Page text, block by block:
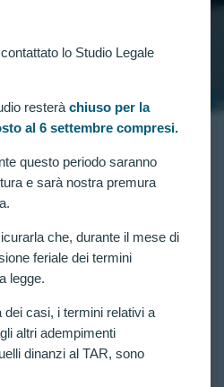
lo Studio Legale
resterà chiuso per la
al 6 settembre compresi.
questo periodo saranno
e sarà nostra premura
che, durante il mese di
feriale dei termini
legge.
dei casi, i termini relativi a
altri adempimenti
dinanzi al TAR, sono
DI PIU'
e Polizia